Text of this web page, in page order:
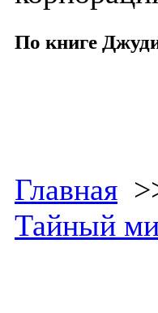
По книге
Главная
Тайный